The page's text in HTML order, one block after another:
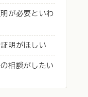
が必要といわ
明がほしい
相談がしたい